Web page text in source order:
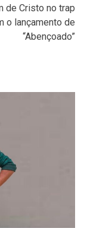
de Cristo no trap
o lançamento de
“Abençoado”